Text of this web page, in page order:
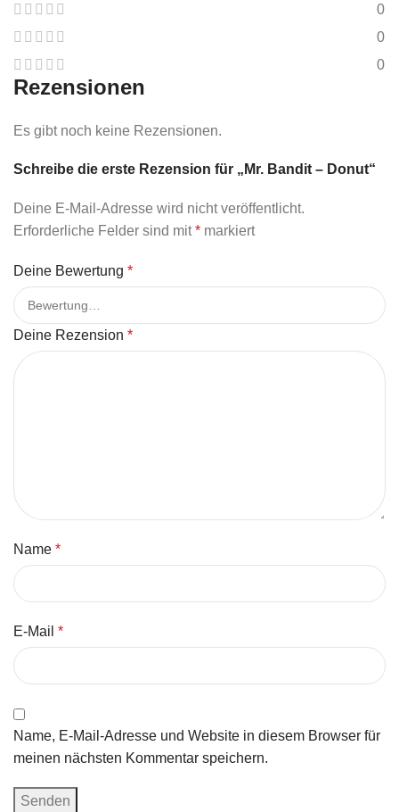
0
0
0
Rezensionen
Es gibt noch keine Rezensionen.
Schreibe die erste Rezension für „Mr. Bandit – Donut“
Deine E-Mail-Adresse wird nicht veröffentlicht.
Erforderliche Felder sind mit* markiert
Deine Bewertung *
Deine Rezension *
Name *
E-Mail *
Name, E-Mail-Adresse und Website in diesem Browser für
meinen nächsten Kommentar speichern.